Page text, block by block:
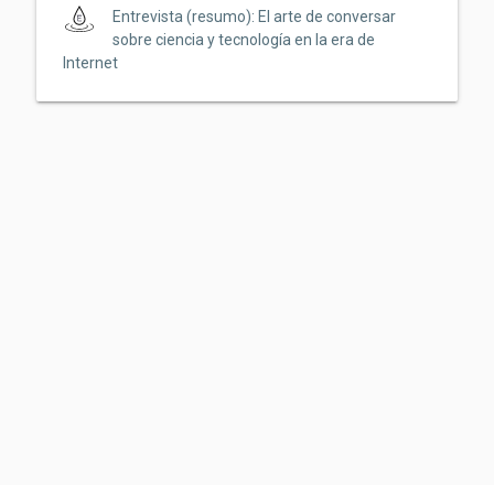
Entrevista (resumo): El arte de conversar
sobre ciencia y tecnología en la era de
Internet